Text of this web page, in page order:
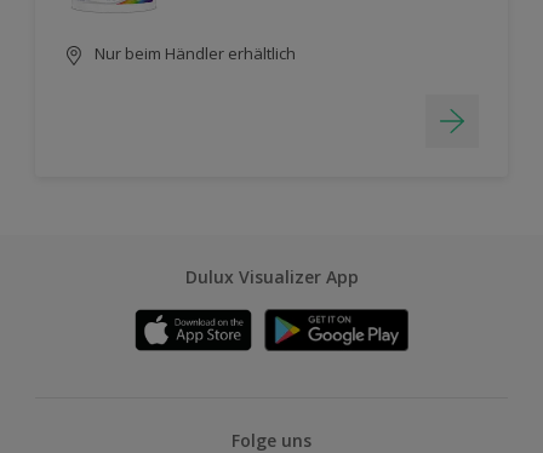
Nur beim Händler erhältlich
Dulux Visualizer App
Folge uns